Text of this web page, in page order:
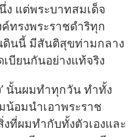
ง แต่พระบาทสมเด็จ
ทรงพระราชดำริทุก
ดินนี้ มีสันติสุขท่ามกลาง
บียนกันอย่างแท้จริง
นั้นผมทำทุกวัน ทำทั้ง
อมนำเอาพระราช
ที่ผมทำกับทั้งตัวเองและ